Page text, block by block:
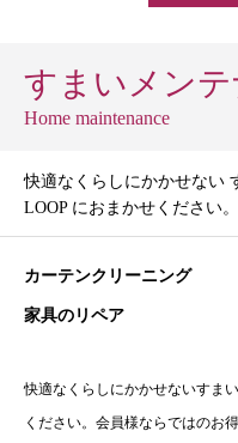
すまいメン
Home maintenance
快適なくらしにかかせない
LOOP におまかせください。
カーテンクリーニング
家具のリペア
快適なくらしにかかせないすま
ください。会員様ならではのお